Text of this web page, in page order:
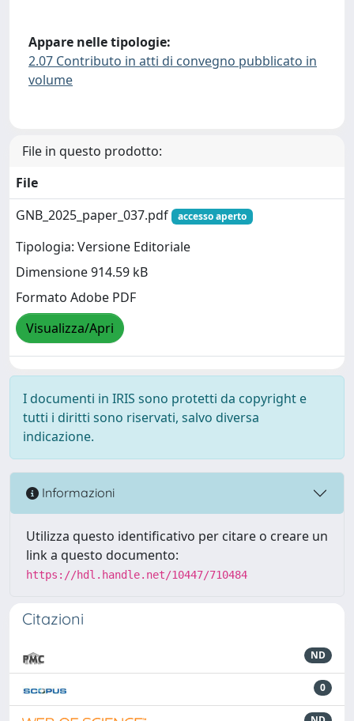
Appare nelle tipologie:
2.07 Contributo in atti di convegno pubblicato in
volume
File in questo prodotto:
File
GNB_2025_paper_037.pdf
accesso aperto
Tipologia: Versione Editoriale
Dimensione 914.59 kB
Formato Adobe PDF
Visualizza/Apri
I documenti in IRIS sono protetti da copyright e
tutti i diritti sono riservati, salvo diversa
indicazione.
Informazioni
Utilizza questo identificativo per citare o creare un
link a questo documento:
https://hdl.handle.net/10447/710484
Citazioni
ND
0